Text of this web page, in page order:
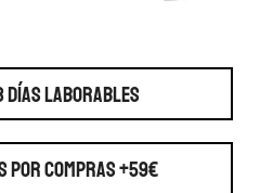
DÍAS LABORABLES
POR COMPRAS +59€